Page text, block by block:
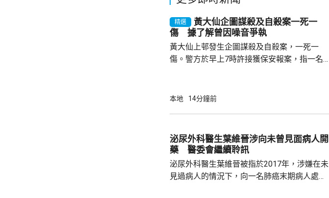
精選
黃大仙企圖謀殺及自殺案一死一
傷 據了解曾因噪音爭執
黃大仙上邨發生企圖謀殺及自殺案，一死一
傷。警方於早上7時許接獲保安報案，指一名
到場將傷者送到伊利沙伯醫院搶救，他送院時
驗後證實男子當場不治。 據了解，死者和傷者
是上下層鄰居，懷疑曾經因為嘈音問題爭執，
其中46歲死者有精神病紀錄，警方在...
本地 14分鐘前
泌尿外科醫生葉維晉涉向未曾見面病人開
藥 醫委會繼續聆訊
泌尿外科醫生葉維晉被指於2017年，涉嫌在未
見過病人的情況下，向一名肺癌末期病人處方